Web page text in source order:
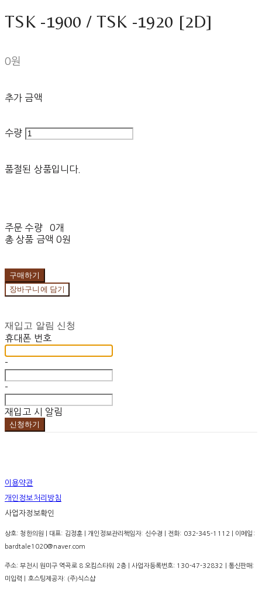
TSK -1900 / TSK -1920 [2D]
0원
추가 금액
수량
품절된 상품입니다.
주문 수량
0개
총 상품 금액 0원
구매하기
장바구니에 담기
재입고 알림 신청
휴대폰 번호
-
-
재입고 시 알림
신청하기
이용약관
개인정보처리방침
사업자정보확인
상호: 청한의원 | 대표: 김정훈 | 개인정보관리책임자: 신수경 | 전화: 032-345-1112 | 이메일:
bardtale1020@naver.com
주소: 부천시 원미구 역곡로 8 오킴스타워 2층 | 사업자등록번호: 130-47-32832
| 통신판매:
미입력
| 호스팅제공자: (주)식스샵